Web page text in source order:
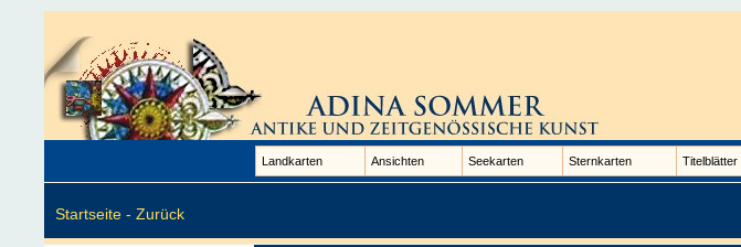
Landkarten Ansichten Seekarten Sternkarten Titelblätter
Startseite - Zurück